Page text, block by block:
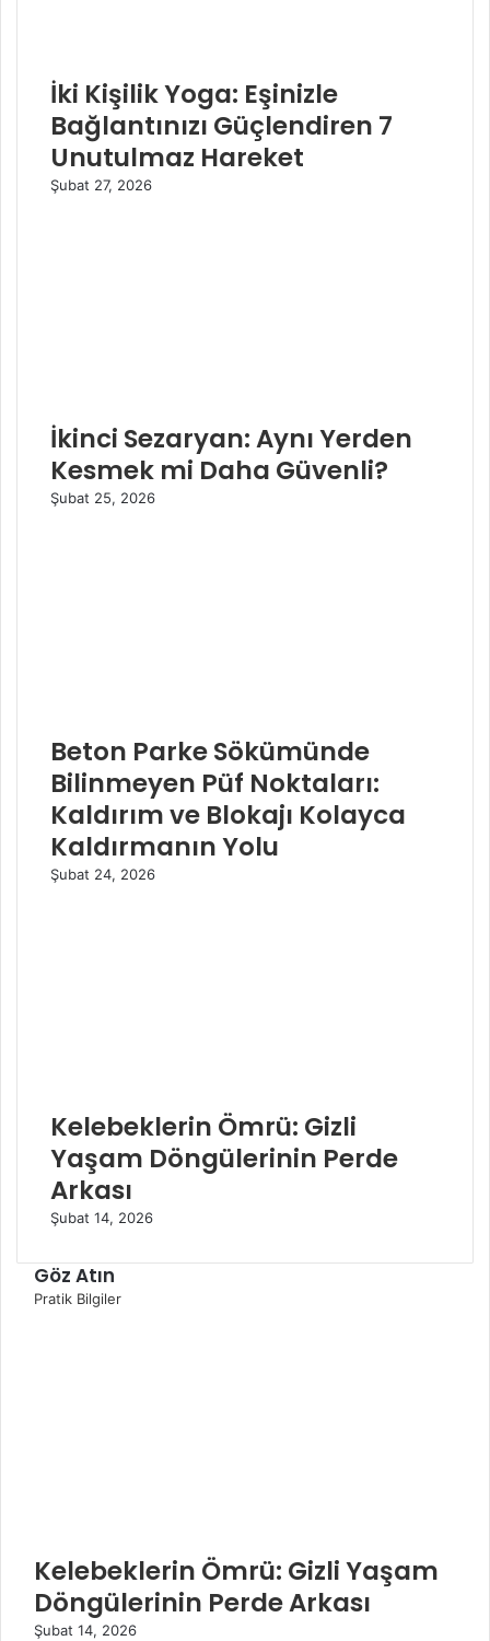
İki Kişilik Yoga: Eşinizle
Bağlantınızı Güçlendiren 7
Unutulmaz Hareket
Şubat 27, 2026
İkinci Sezaryan: Aynı Yerden
Kesmek mi Daha Güvenli?
Şubat 25, 2026
Beton Parke Sökümünde
Bilinmeyen Püf Noktaları:
Kaldırım ve Blokajı Kolayca
Kaldırmanın Yolu
Şubat 24, 2026
Kelebeklerin Ömrü: Gizli
Yaşam Döngülerinin Perde
Arkası
Şubat 14, 2026
Göz Atın
K
Pratik Bilgiler
Kelebeklerin Ömrü: Gizli Yaşam
Döngülerinin Perde Arkası
Şubat 14, 2026